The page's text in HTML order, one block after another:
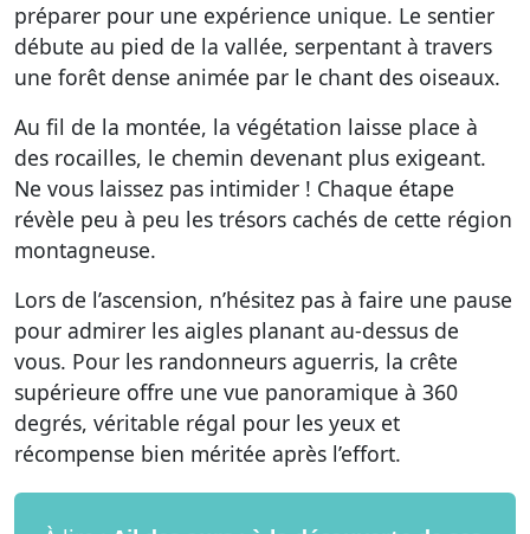
préparer pour une expérience unique. Le sentier
débute au pied de la vallée, serpentant à travers
une forêt dense animée par le chant des oiseaux.
Au fil de la montée, la végétation laisse place à
des rocailles, le chemin devenant plus exigeant.
Ne vous laissez pas intimider ! Chaque étape
révèle peu à peu les trésors cachés de cette région
montagneuse.
Lors de l’ascension, n’hésitez pas à faire une pause
pour admirer les aigles planant au-dessus de
vous. Pour les randonneurs aguerris, la crête
supérieure offre une vue panoramique à 360
degrés, véritable régal pour les yeux et
récompense bien méritée après l’effort.